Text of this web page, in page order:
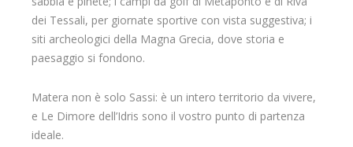
dei Tessali, per giornate sportive con vista suggestiva; i
siti archeologici della Magna Grecia, dove storia e
paesaggio si fondono.
Matera non è solo Sassi: è un intero territorio da vivere,
e Le Dimore dell’Idris sono il vostro punto di partenza
ideale.